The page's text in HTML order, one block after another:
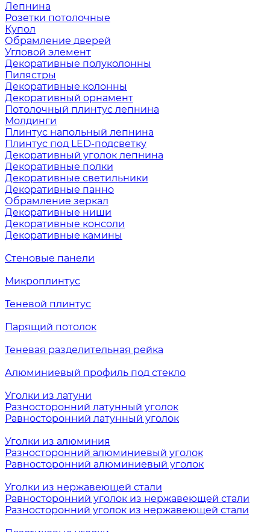
Лепнина
Розетки потолочные
Купол
Обрамление дверей
Угловой элемент
Декоративные полуколонны
Пилястры
Декоративные колонны
Декоративный орнамент
Потолочный плинтус лепнина
Молдинги
Плинтус напольный лепнина
Плинтус под LED-подсветку
Декоративный уголок лепнина
Декоративные полки
Декоративные светильники
Декоративные панно
Обрамление зеркал
Декоративные ниши
Декоративные консоли
Декоративные камины
Стеновые панели
Микроплинтус
Теневой плинтус
Парящий потолок
Теневая разделительная рейка
Алюминиевый профиль под стекло
Уголки из латуни
Разносторонний латунный уголок
Равносторонний латунный уголок
Уголки из алюминия
Разносторонний алюминиевый уголок
Равносторонний алюминиевый уголок
Уголки из нержавеющей стали
Равносторонний уголок из нержавеющей стали
Разносторонний уголок из нержавеющей стали